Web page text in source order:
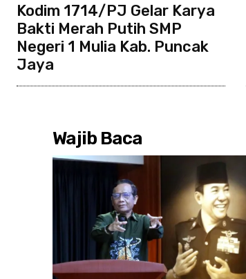
Kodim 1714/PJ Gelar Karya
Bakti Merah Putih SMP
Negeri 1 Mulia Kab. Puncak
Jaya
Wajib Baca